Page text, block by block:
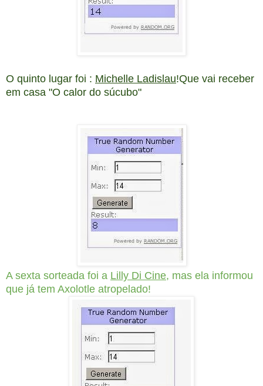
O quinto lugar foi : Michelle Ladislau!Que vai receber
em casa "O calor do súcubo"
A sexta sorteada foi a Lilly Di Cine, mas ela informou
que já tem Axolotle atropelado!